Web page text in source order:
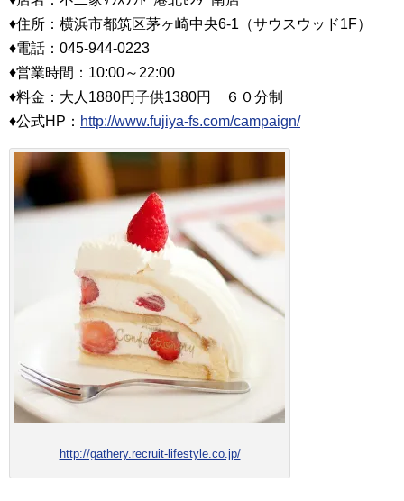
♦住所：横浜市都筑区茅ヶ崎中央6-1（サウスウッド1F）
♦電話：045-944-0223
♦営業時間：10:00～22:00
♦料金：大人1880円子供1380円 ６０分制
♦公式HP： http://www.fujiya-fs.com/campaign/
http://gathery.recruit-lifestyle.co.jp/